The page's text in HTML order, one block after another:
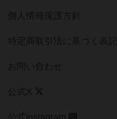
個人情報保護方針
特定商取引法に基づく表記
お問い合わせ
公式X